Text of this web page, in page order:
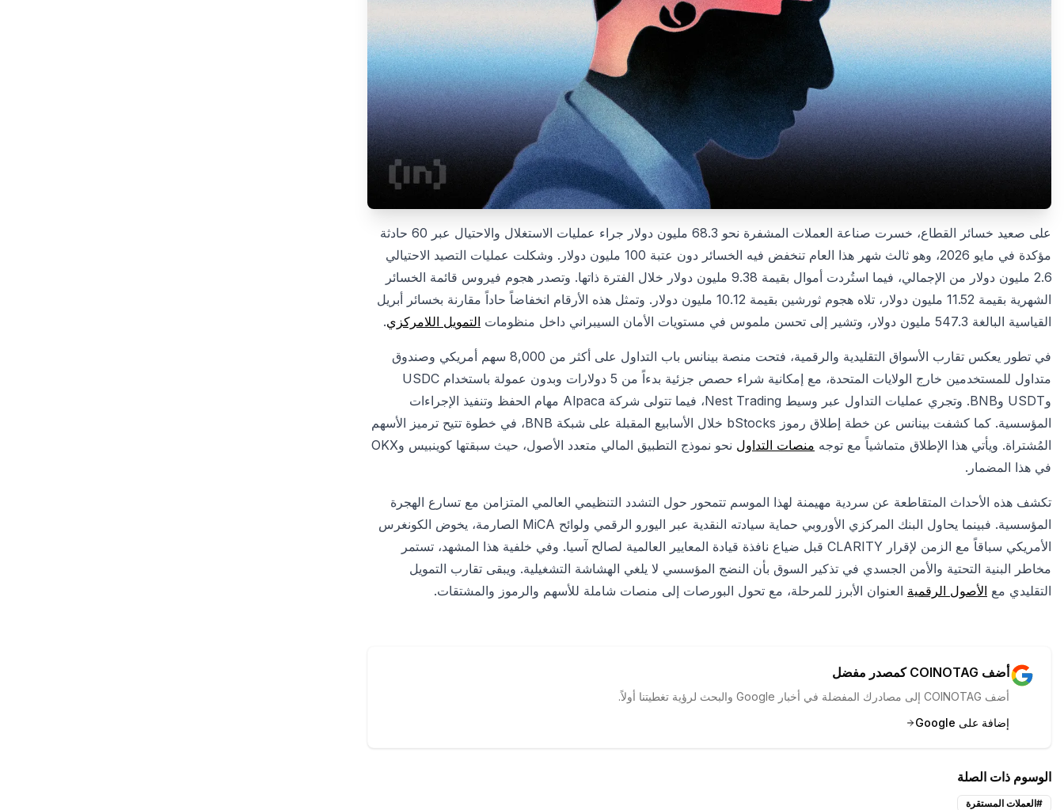
على صعيد خسائر القطاع، خسرت صناعة العملات المشفرة نحو 68.3 مليون دولار جراء عمليات الاستغلال والاحتيال عبر 60 حادثة
مؤكدة في مايو 2026، وهو ثالث شهر هذا العام تنخفض فيه الخسائر دون عتبة 100 مليون دولار. وشكلت عمليات التصيد الاحتيالي
2.6 مليون دولار من الإجمالي، فيما استُردت أموال بقيمة 9.38 مليون دولار خلال الفترة ذاتها. وتصدر هجوم فيروس قائمة الخسائر
الشهرية بقيمة 11.52 مليون دولار، تلاه هجوم ثورشين بقيمة 10.12 مليون دولار. وتمثل هذه الأرقام انخفاضاً حاداً مقارنة بخسائر أبريل
القياسية البالغة 547.3 مليون دولار، وتشير إلى تحسن ملموس في مستويات الأمان السيبراني داخل منظومات
التمويل اللامركزي.
في تطور يعكس تقارب الأسواق التقليدية والرقمية، فتحت منصة بينانس باب التداول على أكثر من 8,000 سهم أمريكي وصندوق
متداول للمستخدمين خارج الولايات المتحدة، مع إمكانية شراء حصص جزئية بدءاً من 5 دولارات وبدون عمولة باستخدام USDC
وUSDT وBNB. وتجري عمليات التداول عبر وسيط Nest Trading، فيما تتولى شركة Alpaca مهام الحفظ وتنفيذ الإجراءات
المؤسسية. كما كشفت بينانس عن خطة إطلاق رموز bStocks خلال الأسابيع المقبلة على شبكة BNB، في خطوة تتيح ترميز الأسهم
المُشتراة. ويأتي هذا الإطلاق متماشياً مع توجه منصات التداول
نحو نموذج التطبيق المالي متعدد الأصول، حيث سبقتها كوينبيس وOKX
في هذا المضمار.
تكشف هذه الأحداث المتقاطعة عن سردية مهيمنة لهذا الموسم تتمحور حول التشدد التنظيمي العالمي المتزامن مع تسارع الهجرة
المؤسسية. فبينما يحاول البنك المركزي الأوروبي حماية سيادته النقدية عبر اليورو الرقمي ولوائح MiCA الصارمة، يخوض الكونغرس
الأمريكي سباقاً مع الزمن لإقرار CLARITY قبل ضياع نافذة قيادة المعايير العالمية لصالح آسيا. وفي خلفية هذا المشهد، تستمر
مخاطر البنية التحتية والأمن الجسدي في تذكير السوق بأن النضج المؤسسي لا يلغي الهشاشة التشغيلية. ويبقى تقارب التمويل
التقليدي مع الأصول الرقمية العنوان الأبرز للمرحلة، مع تحول البورصات إلى منصات شاملة للأسهم والرموز والمشتقات.
أضف COINOTAG كمصدر مفضل
أضف COINOTAG إلى مصادرك المفضلة في أخبار Google والبحث لرؤية تغطيتنا أولاً.
إضافة على Google
الوسوم ذات الصلة
#العملات المستقرة